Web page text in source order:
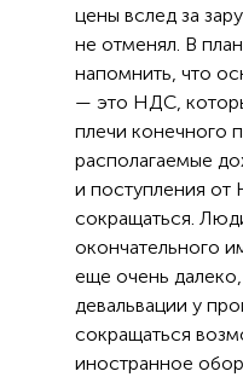
цены вслед за
не отменял. В
напомнить, что
— это НДС,
плечи конечного
располагаемые
и поступления
сокращаться.
окончательного
еще очень
девальвации у
сокращаться
иностранное